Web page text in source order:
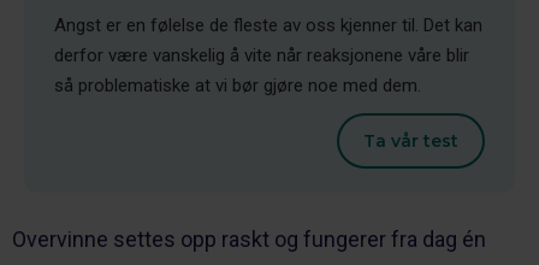
Angst er en følelse de fleste av oss kjenner til. Det kan
derfor være vanskelig å vite når reaksjonene våre blir
så problematiske at vi bør gjøre noe med dem.
Ta vår test
Overvinne settes opp raskt og fungerer fra dag én